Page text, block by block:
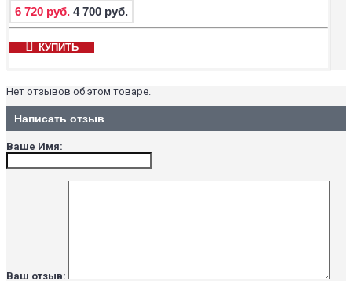
6 720 руб. 4 700 руб.
КУПИТЬ
Нет отзывов об этом товаре.
Написать отзыв
Ваше Имя:
Ваш отзыв: